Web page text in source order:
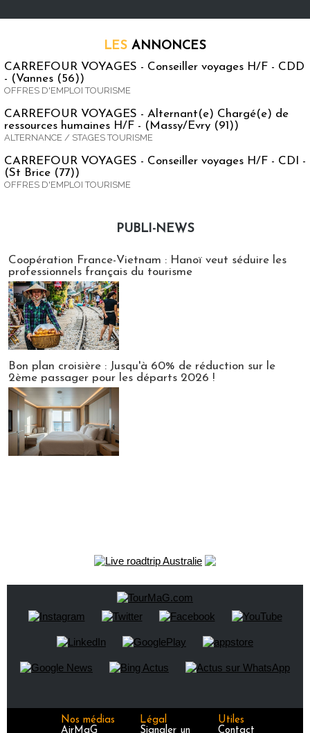
LES ANNONCES
CARREFOUR VOYAGES - Conseiller voyages H/F - CDD
- (Vannes (56))
OFFRES D'EMPLOI TOURISME
CARREFOUR VOYAGES - Alternant(e) Chargé(e) de
ressources humaines H/F - (Massy/Evry (91))
ALTERNANCE / STAGES TOURISME
CARREFOUR VOYAGES - Conseiller voyages H/F - CDI -
(St Brice (77))
OFFRES D'EMPLOI TOURISME
PUBLI-NEWS
Coopération France-Vietnam : Hanoï veut séduire les
professionnels français du tourisme
Bon plan croisière : Jusqu'à 60% de réduction sur le
2ème passager pour les départs 2026 !
Nos médias
AirMaG
Légal
Signaler un
Utiles
Contact